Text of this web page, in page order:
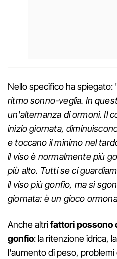
Nello specifico ha spiegato: "
ritmo sonno-veglia. In
un'alternanza di ormoni. Il
inizio giornata,
e toccano il minimo nel
il viso è normalmente più
più alto. Tutti se ci
il viso più gonfio, ma si
giornata: è un gioco
Anche altrifattori possono
gonfio: la ritenzione idrica,
l'aumento di peso,